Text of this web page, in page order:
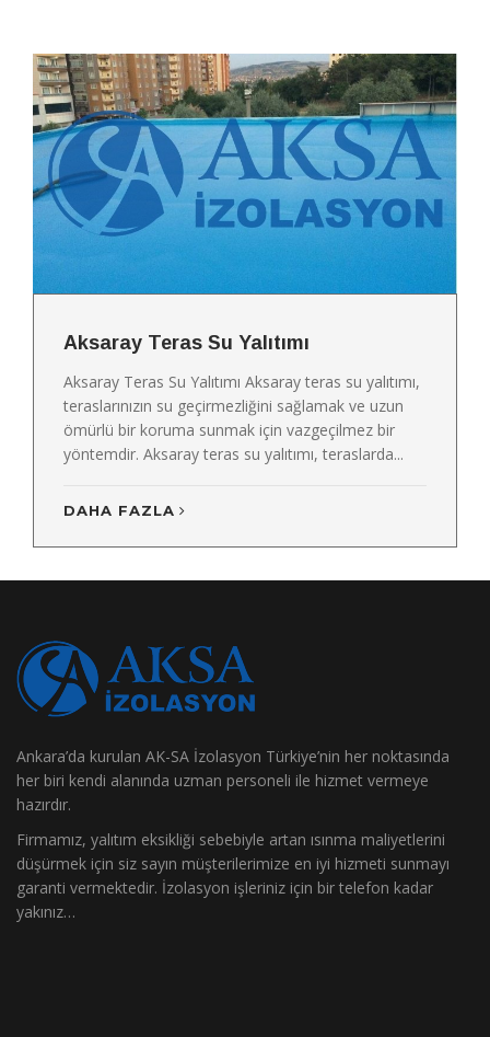
Aksaray Teras Su Yalıtımı
Aksaray Teras Su Yalıtımı Aksaray teras su yalıtımı,
teraslarınızın su geçirmezliğini sağlamak ve uzun
ömürlü bir koruma sunmak için vazgeçilmez bir
yöntemdir. Aksaray teras su yalıtımı, teraslarda...
DAHA FAZLA
Ankara’da kurulan AK-SA İzolasyon Türkiye’nin her noktasında
her biri kendi alanında uzman personeli ile hizmet vermeye
hazırdır.
Firmamız, yalıtım eksikliği sebebiyle artan ısınma maliyetlerini
düşürmek için siz sayın müşterilerimize en iyi hizmeti sunmayı
garanti vermektedir. İzolasyon işleriniz için bir telefon kadar
yakınız…